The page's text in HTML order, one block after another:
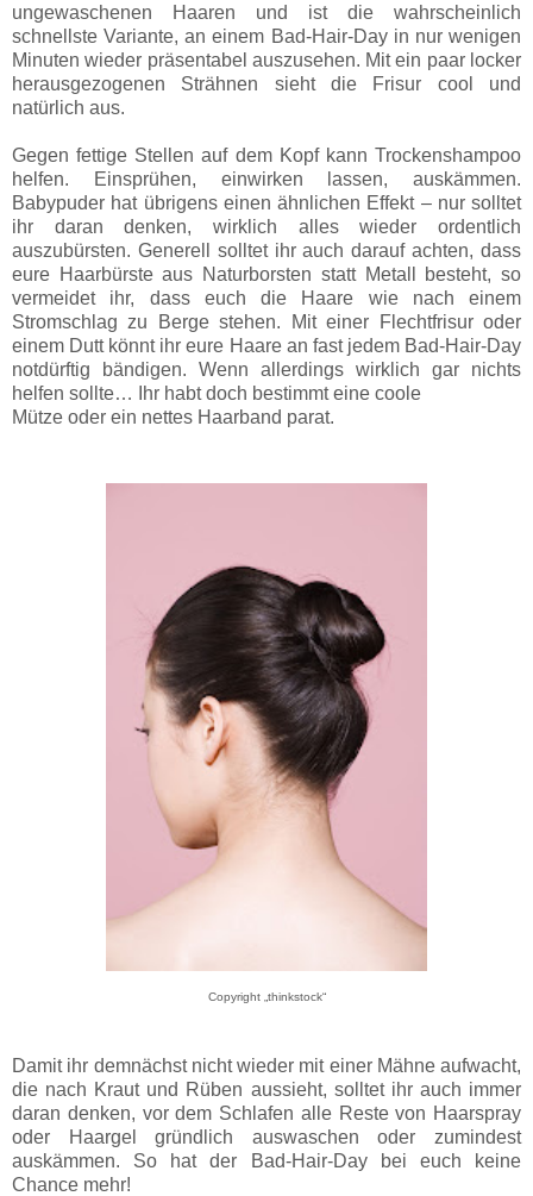
ungewaschenen Haaren und ist die wahrscheinlich
schnellste Variante, an einem Bad-Hair-Day in nur wenigen
Minuten wieder präsentabel auszusehen. Mit ein paar locker
herausgezogenen Strähnen sieht die Frisur cool und
natürlich aus.
Gegen fettige Stellen auf dem Kopf kann Trockenshampoo
helfen. Einsprühen, einwirken lassen, auskämmen.
Babypuder hat übrigens einen ähnlichen Effekt – nur solltet
ihr daran denken, wirklich alles wieder ordentlich
auszubürsten. Generell solltet ihr auch darauf achten, dass
eure Haarbürste aus Naturborsten statt Metall besteht, so
vermeidet ihr, dass euch die Haare wie nach einem
Stromschlag zu Berge stehen. Mit einer Flechtfrisur oder
einem Dutt könnt ihr eure Haare an fast jedem Bad-Hair-Day
notdürftig bändigen. Wenn allerdings wirklich gar nichts
helfen sollte… Ihr habt doch bestimmt eine coole
Mütze oder ein nettes Haarband parat.
Copyright „thinkstock“
Damit ihr demnächst nicht wieder mit einer Mähne aufwacht,
die nach Kraut und Rüben aussieht, solltet ihr auch immer
daran denken, vor dem Schlafen alle Reste von Haarspray
oder Haargel gründlich auswaschen oder zumindest
auskämmen. So hat der Bad-Hair-Day bei euch keine
Chance mehr!